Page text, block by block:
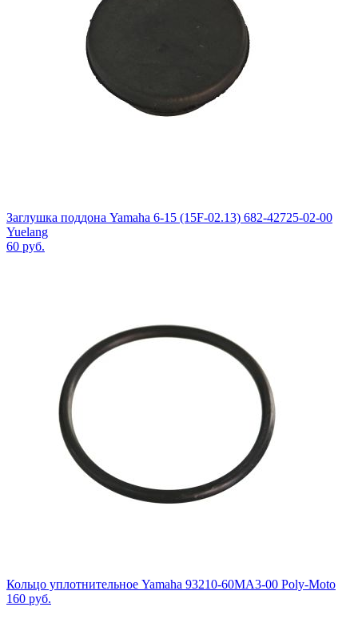
Заглушка поддона Yamaha 6-15 (15F-02.13) 682-42725-02-00
Yuelang
60 руб.
Кольцо уплотнительное Yamaha 93210-60MA3-00 Poly-Moto
160 руб.